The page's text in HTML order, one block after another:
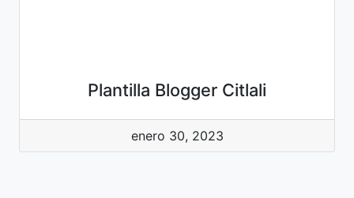
Plantilla Blogger Citlali
enero 30, 2023